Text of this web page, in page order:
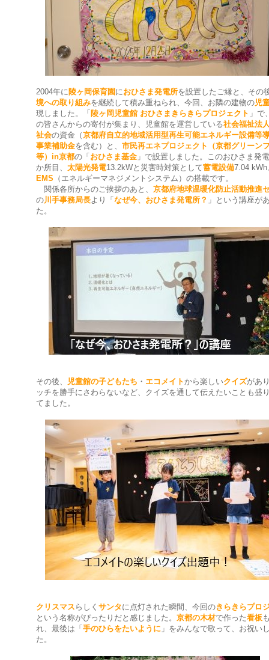
2004年に 陵ヶ岡保育園 におひさま発電所を設置したご縁と、その
境への取り組みを継続して積み重ねられ、今回、お隣の建物の児
現しました。「 陵ヶ岡児童館 おひさまきらきらプロジェクト 」で
の皆さんからの寄付が集まり、児童館を運営している社会福祉法
祉会の資金（京都府自立的地域活用型再生可能エネルギー設備等
事業補助金を含む）と、 市民再エネプロジェクト（京都グリーン
等）in京都の「 おひさま基金 」で設置しました。このおひさま発
か所目、 太陽光発電13.2kWと災害時対策として蓄電設備7.04 kWh
EMS （エネルギーマネジメントシステム）の搭載です。
関係各所からのご挨拶のあと、 京都府地球温暖化防止活動推進
の川手事務局長より「 なぜ今、おひさま発電所？ 」という講座が
た。
その後、 児童館の子どもたち ・ エコメイトから楽しいクイズがあ
ッチを勝手にさわらないなど、クイズを通して伝えたいことも盛
てました。
クリスマス らしく サンタに点灯された瞬間、今回のきらきらプロ
という名称がぴったりだと感じました。 京都の木材で作った看板
れ、最後は「 手のひらをたいように 」をみんなで歌って、お祝い
た。